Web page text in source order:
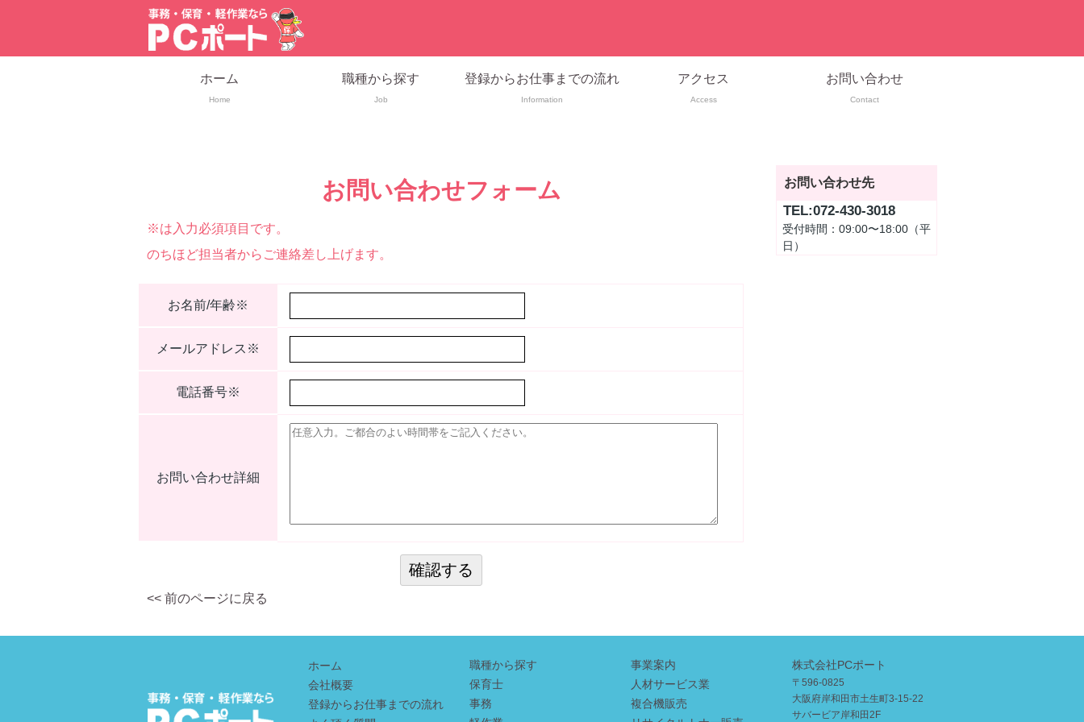
ホーム
Home
職種から探す
Job
登録からお仕事までの流れ
Information
アクセス
Access
お問い合わせ
Contact
お問い合わせフォーム
※は入力必須項目です。
のちほど担当者からご連絡差し上げます。
お名前/年齢※
メールアドレス ※
電話番号※
お問い合わせ詳細
<< 前のページに戻る
お問い合わせ先
TEL:072-430-3018
受付時間：09:00〜18:00（平
日）
ホーム
会社概要
登録からお仕事までの流れ
職種から探す
保育士
事務
事業案内
人材サービス業
複合機販売
株式会社PCポート
〒596-0825
大阪府岸和田市土生町3-15-22
サバービア岸和田2F